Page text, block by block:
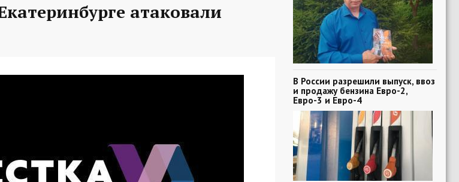
атаковали
В России разрешили выпуск, ввоз
и продажу бензина Евро-2,
Евро-3 и Евро-4